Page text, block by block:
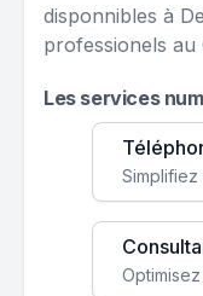
disponnibles à
professionels au
Les services